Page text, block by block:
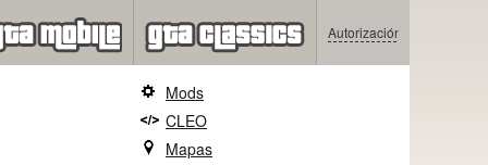
Autorización
Mods
CLEO
Mapas